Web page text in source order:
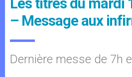
Les titres du mardi
– Message aux
Dernière messe de 7h